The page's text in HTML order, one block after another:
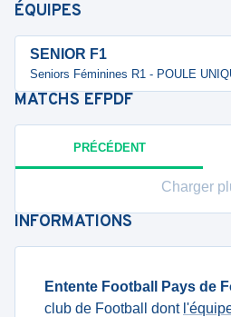
ÉQUIPES
SENIOR F1
Seniors Féminines R1 - POULE
MATCHS EFPDF
PRÉCÉDENT
Charger
INFORMATIONS
Entente Football Pays de
club de Football dont